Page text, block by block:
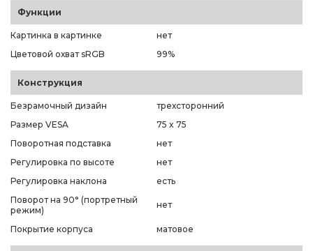
Функции
Картинка в картинке
нет
Цветовой охват sRGB
99%
Конструкция
Безрамочный дизайн
трехсторонний
Размер VESA
75 x 75
Поворотная подставка
нет
Регулировка по высоте
нет
Регулировка наклона
есть
Поворот на 90° (портретный
режим)
нет
Покрытие корпуса матовое